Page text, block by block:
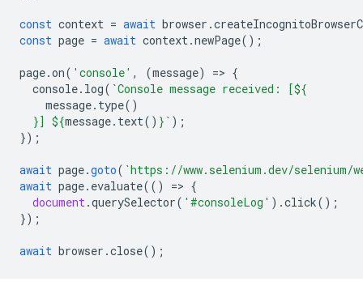
const context = await browser .
const page = await context.newPage();
page.on( 'console' , (message) => {
console. log( `Console message received: [${
message. type()
}] ${message. text() } ` );
});
await page.goto( `https://www.selenium.dev/selenium/
await page. evaluate(() => {
document.querySelector( '#consoleLog' ).click();
});
await browser .close();